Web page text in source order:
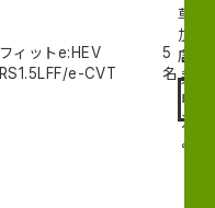
フィットe:HEV
RS1.5L FF/e-CVT
5
名
草
加
店試
乗
申
込
み